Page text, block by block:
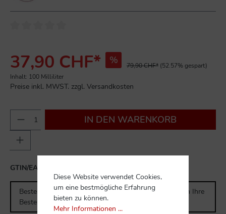
37,90 CHF* % 79,90 CHF* (52.57% gespart)
Inhalt: 100 Milliliter
Preise inkl. MWST. zzgl. Versandkosten
IN DEN WARENKORB
GTIN/EAN:
Bestellen Sie für weitere300,00 CHFund Sie erhalten Ihre
Bestellung versandkostenfrei.
Diese Website verwendet Cookies,
um eine bestmögliche Erfahrung
bieten zu können.
Mehr Informationen ...